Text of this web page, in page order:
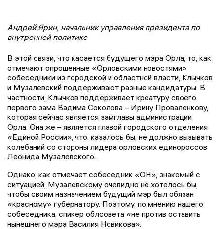
Андрей Ярин, начальник управления президента по
внутренней политике
В этой связи, что касается будущего мэра Орла, то, как
отмечают опрошенные «Орловскими новостями»
собеседники из городской и областной власти, Клычков
и Музалевский поддерживают разные кандидатуры. В
частности, Клычков поддерживает креатуру своего
первого зама Вадима Соколова – Ирину Проваленкову,
которая сейчас является замглавы администрации
Орла. Она же – является главой городского отделения
«Единой России», что, казалось бы, не должно вызывать
колебаний со стороны лидера орловских единороссов
Леонида Музалевского.
Однако, как отмечает собеседник «ОН», знакомый с
ситуацией, Музалевскому очевидно не хотелось бы,
чтобы своим назначением будущий мэр был обязан
«красному» губернатору. Поэтому, по мнению нашего
собеседника, спикер облсовета «не против оставить
нынешнего мэра Василия Новикова».